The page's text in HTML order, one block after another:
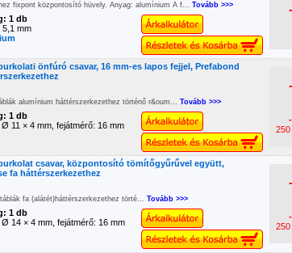
fixpont központosító hüvely. Anyag: alumínium A f... Tovább >>>
1 db
5,1 mm
önfúró csavar, 16 mm-es lapos fejjel, Prefabond
alumínium háttérszerkezethez történő r&oum... Tovább >>>
250
1 db
11 × 4 mm, fejátmérő: 16 mm
csavar, központosító tömítőgyűrűvel együtt,
fa háttérszerkezethez
fa (alátét)háttérszerkezethez törté... Tovább >>>
250
1 db
14 × 4 mm, fejátmérő: 16 mm